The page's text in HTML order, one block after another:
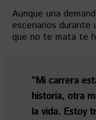
Aunque una
escenarios durante
que no te mata te
“Mi carrera
historia, otra
la vida. Estoy